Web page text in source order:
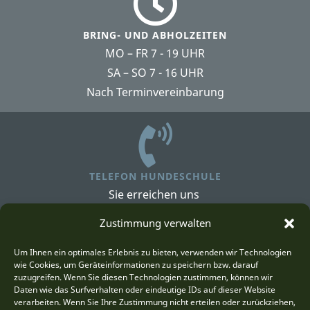
Zustimmung verwalten
Um Ihnen ein optimales Erlebnis zu bieten, verwenden wir Technologien
wie Cookies, um Geräteinformationen zu speichern bzw. darauf
zuzugreifen. Wenn Sie diesen Technologien zustimmen, können wir
Daten wie das Surfverhalten oder eindeutige IDs auf dieser Website
verarbeiten. Wenn Sie Ihre Zustimmung nicht erteilen oder zurückziehen,
BRING- UND ABHOLZEITEN
MO – FR 7 - 19 UHR
SA – SO 7 - 16 UHR
Nach Terminvereinbarung
TELEFON HUNDESCHULE
Sie erreichen uns
+49 174 38 35 856